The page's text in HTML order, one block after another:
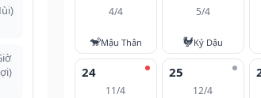
4/4
🐒Mậu Thân
5/4
🐓Kỷ Dậu
24
11/4
25
12/4